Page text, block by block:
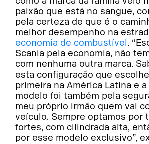
paixão que está no sangue,
pela certeza de que é o
melhor desempenho na
economia de combustível.
Scania pela economia, não
com nenhuma outra marca.
esta configuração que
primeira na América Latina e
modelo foi também pela
meu próprio irmão quem vai
veículo. Sempre optamos por
fortes, com cilindrada alta,
por esse modelo exclusivo”,